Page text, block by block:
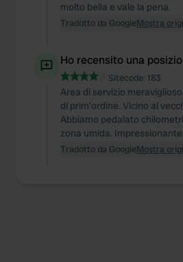
molto bella e vale la pena.
Tradotto da GoogleMostra
Ho recensito una
Sitecode: 183
Area di servizio
di prim'ordine. Vicino al
Abbiamo pedalato
zona umida.
Tradotto da GoogleMostra